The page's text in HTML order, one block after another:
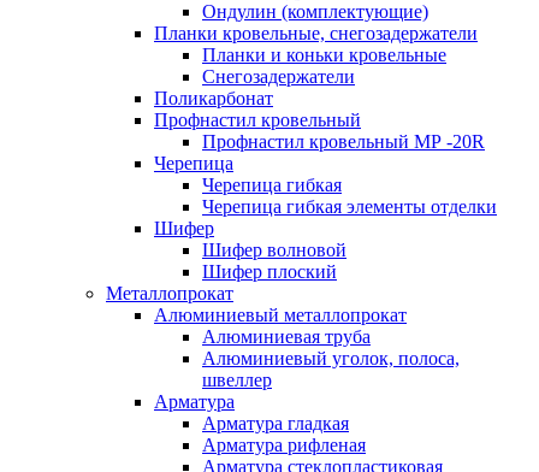
Ондулин (комплектующие)
Планки кровельные, снегозадержатели
Планки и коньки кровельные
Снегозадержатели
Поликарбонат
Профнастил кровельный
Профнастил кровельный МР -20R
Черепица
Черепица гибкая
Черепица гибкая элементы отделки
Шифер
Шифер волновой
Шифер плоский
Металлопрокат
Алюминиевый металлопрокат
Алюминиевая труба
Алюминиевый уголок, полоса,
швеллер
Арматура
Арматура гладкая
Арматура рифленая
Арматура стеклопластиковая